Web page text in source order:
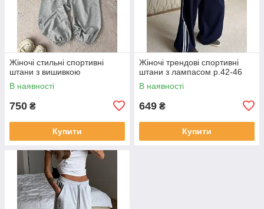
Жіночі стильні спортивні
штани з вишивкою
В наявності
750 ₴
Купити
Жіночі трендові спортивні
штани з лампасом р.42-46
В наявності
649 ₴
Купити